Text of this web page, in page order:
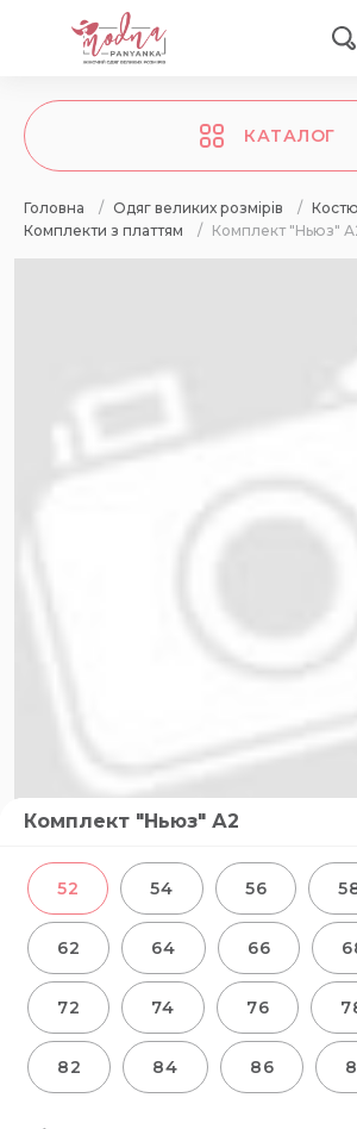
КАТАЛОГ
Головна / Одяг великих розмірів /
Комплекти з платтям
/ Комплект "Ньюз"
Комплект "Ньюз" А2
52 54 56
62 64 66
72 74 76
82 84 86